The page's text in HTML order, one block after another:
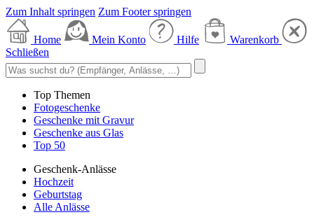
Zum Inhalt springen Zum Footer springen
Home Mein Konto Hilfe
Warenkorb
Schließen
Top Themen
Fotogeschenke
Geschenke mit Gravur
Geschenke aus Glas
Top 50
Geschenk-Anlässe
Hochzeit
Geburtstag
Alle Anlässe